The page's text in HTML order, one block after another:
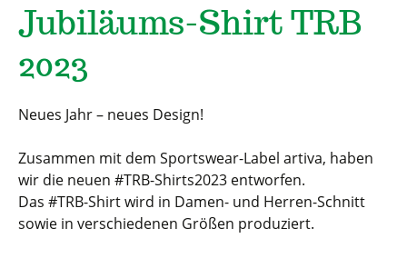
Jubiläums-Shirt TRB
2023
Neues Jahr – neues Design!
Zusammen mit dem Sportswear-Label artiva, haben
wir die neuen #TRB-Shirts2023 entworfen.
Das #TRB-Shirt wird in Damen- und Herren-Schnitt
sowie in verschiedenen Größen produziert.